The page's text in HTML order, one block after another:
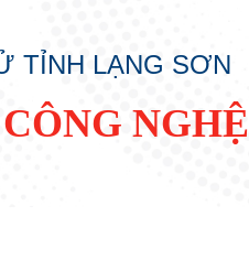
TỈNH LẠNG SƠN
NGHỆ